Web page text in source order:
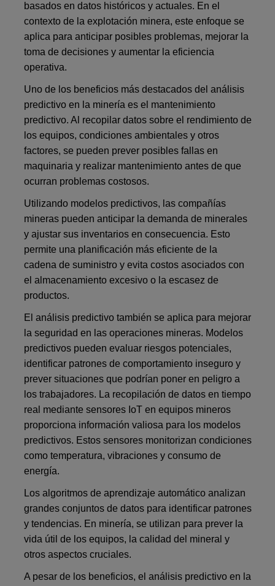
basados en datos históricos y actuales. En el
contexto de la explotación minera, este enfoque se
aplica para anticipar posibles problemas, mejorar la
toma de decisiones y aumentar la eficiencia
operativa.
Uno de los beneficios más destacados del análisis
predictivo en la minería es el mantenimiento
predictivo. Al recopilar datos sobre el rendimiento de
los equipos, condiciones ambientales y otros
factores, se pueden prever posibles fallas en
maquinaria y realizar mantenimiento antes de que
ocurran problemas costosos.
Utilizando modelos predictivos, las compañías
mineras pueden anticipar la demanda de minerales
y ajustar sus inventarios en consecuencia. Esto
permite una planificación más eficiente de la
cadena de suministro y evita costos asociados con
el almacenamiento excesivo o la escasez de
productos.
El análisis predictivo también se aplica para mejorar
la seguridad en las operaciones mineras. Modelos
predictivos pueden evaluar riesgos potenciales,
identificar patrones de comportamiento inseguro y
prever situaciones que podrían poner en peligro a
los trabajadores. La recopilación de datos en tiempo
real mediante sensores IoT en equipos mineros
proporciona información valiosa para los modelos
predictivos. Estos sensores monitorizan condiciones
como temperatura, vibraciones y consumo de
energía.
Los algoritmos de aprendizaje automático analizan
grandes conjuntos de datos para identificar patrones
y tendencias. En minería, se utilizan para prever la
vida útil de los equipos, la calidad del mineral y
otros aspectos cruciales.
A pesar de los beneficios, el análisis predictivo en la